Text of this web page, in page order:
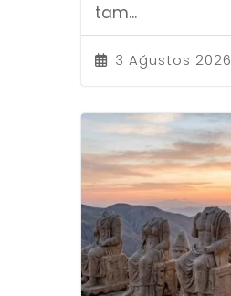
3 Ağustos 2026
tam...